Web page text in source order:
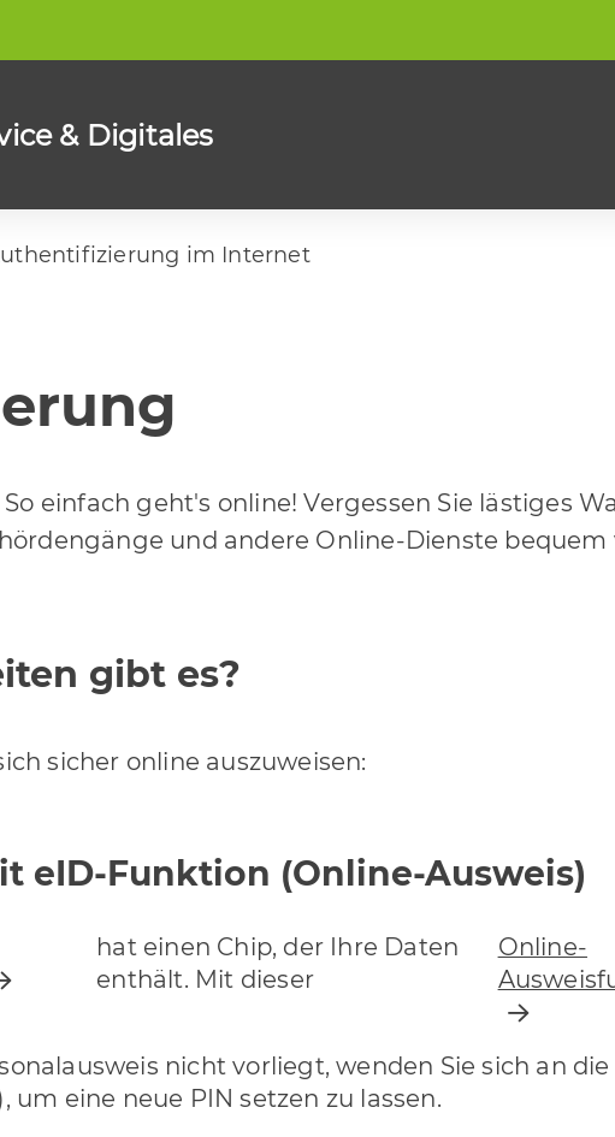
& Digitales
im Internet
einfach geht's online! Vergessen Sie lästiges
und andere Online-Dienste
gibt es?
sicher online auszuweisen:
eID-Funktion (Online-Ausweis)
hat einen Chip, der Ihre Daten
enthält. Mit dieser
Online-
nicht vorliegt, wenden Sie sich an
um eine neue PIN setzen zu lassen.